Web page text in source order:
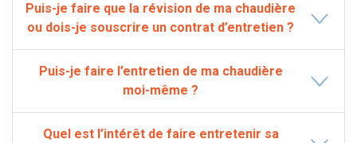
Puis-je faire que la révision de ma chaudière
ou dois-je souscrire un contrat d’entretien ?
Puis-je faire l’entretien de ma chaudière
moi-même ?
Quel est l’intérêt de faire entretenir sa